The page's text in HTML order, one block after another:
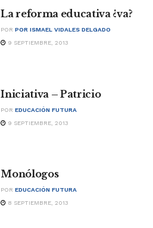
La reforma educativa ¿va?
POR POR ISMAEL VIDALES DELGADO
9 SEPTIEMBRE, 2013
Iniciativa – Patricio
POR EDUCACIÓN FUTURA
9 SEPTIEMBRE, 2013
Monólogos
POR EDUCACIÓN FUTURA
8 SEPTIEMBRE, 2013